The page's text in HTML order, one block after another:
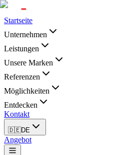
Startseite
Unternehmen
Leistungen
Unsere Marken
Referenzen
Möglichkeiten
Entdecken
Kontakt
🇩🇪DE
Angebot